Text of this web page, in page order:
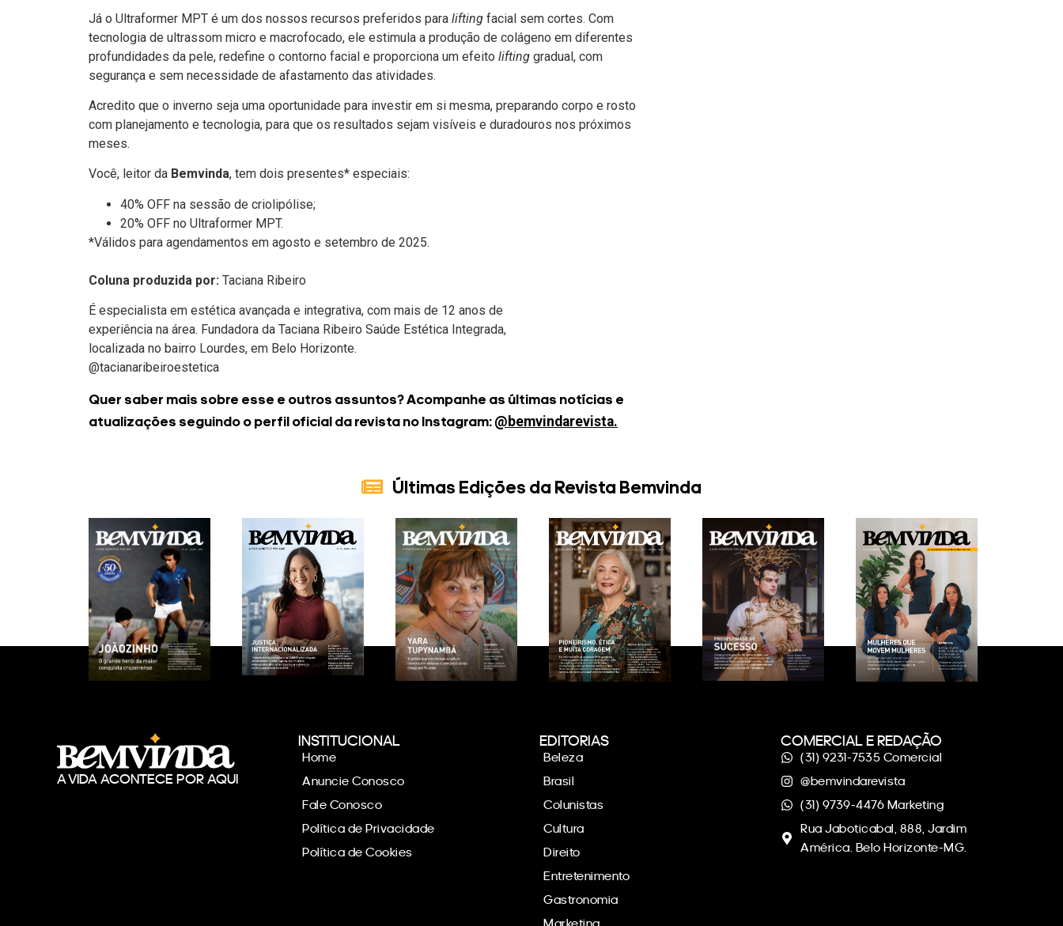
Já o Ultraformer MPT é um dos nossos recursos preferidos para lifting facial sem cortes. Com
tecnologia de ultrassom micro e macrofocado, ele estimula a produção de colágeno em diferentes
profundidades da pele, redefine o contorno facial e proporciona um efeito lifting gradual, com
segurança e sem necessidade de afastamento das atividades.
Acredito que o inverno seja uma oportunidade para investir em si mesma, preparando corpo e rosto
com planejamento e tecnologia, para que os resultados sejam visíveis e duradouros nos próximos
meses.
Você, leitor da Bemvinda, tem dois presentes* especiais:
40% OFF na sessão de criolipólise;
20% OFF no Ultraformer MPT.
*Válidos para agendamentos em agosto e setembro de 2025.
Coluna produzida por: Taciana Ribeiro
É especialista em estética avançada e integrativa, com mais de 12 anos de
experiência na área. Fundadora da Taciana Ribeiro Saúde Estética Integrada,
localizada no bairro Lourdes, em Belo Horizonte.
@tacianaribeiroestetica
Quer saber mais sobre esse e outros assuntos? Acompanhe as últimas notícias e
atualizações seguindo o perfil oficial da revista no Instagram: @bemvindarevista.
Últimas Edições da Revista Bemvinda
A VIDA ACONTECE POR AQUI
INSTITUCIONAL
Home
Anuncie Conosco
Fale Conosco
Política de Privacidade
Política de Cookies
EDITORIAS
Beleza
Brasil
Colunistas
Cultura
Direito
Entretenimento
Gastronomia
Marketing
COMERCIAL E REDAÇÃO
(31) 9231-7535 Comercial
@bemvindarevista
(31) 9739-4476 Marketing
Rua Jaboticabal, 888, Jardim
América. Belo Horizonte-MG.